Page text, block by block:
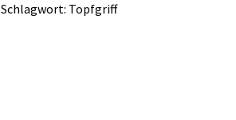
Schlagwort: Topfgriff